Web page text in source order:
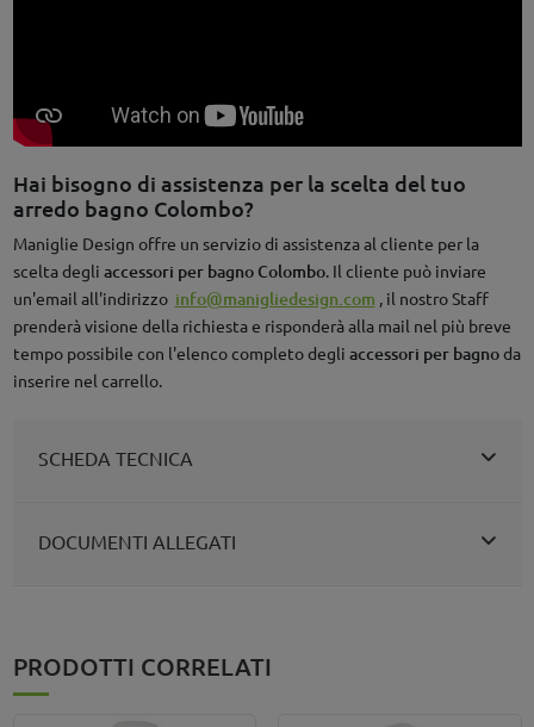
Hai bisogno di assistenza per la scelta del tuo
arredo bagno Colombo?
Maniglie Design offre un servizio di assistenza al cliente per la
scelta degli accessori per bagno Colombo. Il cliente può inviare
un'email all'indirizzo info@manigliedesign.com
, il nostro Staff
prenderà visione della richiesta e risponderà alla mail nel più breve
tempo possibile con l'elenco completo degli accessori per bagnoda
inserire nel carrello.
SCHEDA TECNICA
DOCUMENTI ALLEGATI
PRODOTTI CORRELATI